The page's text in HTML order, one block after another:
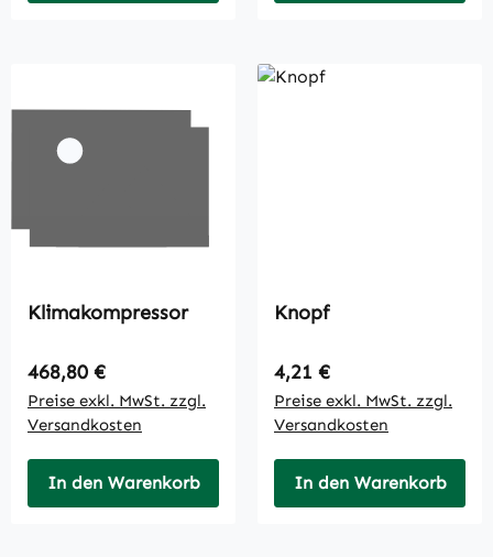
Klimakompressor
Regulärer Preis:
468,80 €
Preise exkl. MwSt. zzgl.
Versandkosten
In den Warenkorb
Knopf
Regulärer Preis:
4,21 €
Preise exkl. MwSt. zzgl.
Versandkosten
In den Warenkorb